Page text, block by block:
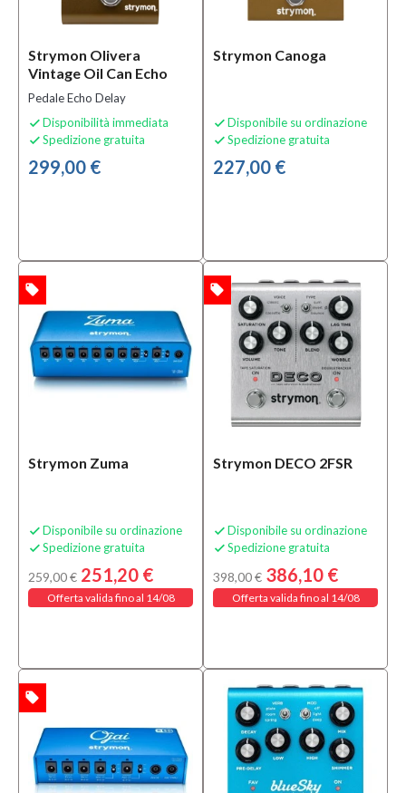
Strymon Olivera
Vintage Oil Can Echo
Pedale Echo Delay
 Disponibilità immediata
 Spedizione gratuita
299,00 €
Strymon Canoga
 Disponibile su ordinazione
 Spedizione gratuita
227,00 €
Strymon Zuma
 Disponibile su ordinazione
 Spedizione gratuita
259,00 € 251,20 €
Offerta valida fino al 14/08
local_offer
Strymon DECO 2FSR
 Disponibile su ordinazione
 Spedizione gratuita
398,00 € 386,10 €
Offerta valida fino al 14/08
local_offer
local_offer